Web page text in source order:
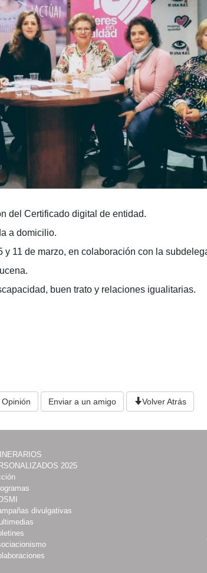
del Certificado digital de entidad.
a domicilio.
y 11 de marzo, en colaboración con la
buen trato y relaciones igualitarias.
Opinión Enviar a un amigo Volver Atrás
2025
divulgativas